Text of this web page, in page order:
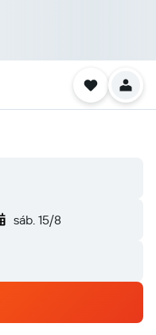
sáb. 15/8